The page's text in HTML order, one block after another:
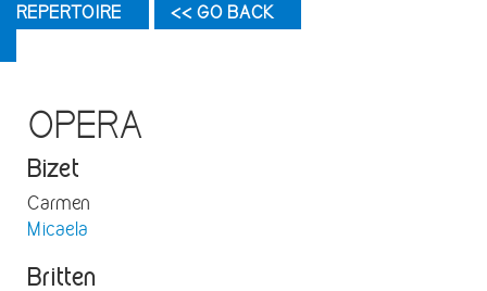
REPERTOIRE << GO BACK
OPERA
Bizet
Carmen
Micaela
Britten